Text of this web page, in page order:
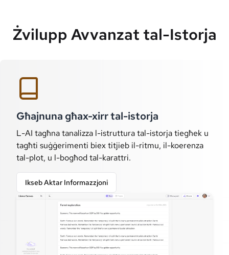
Żvilupp Avvanzat tal-Istorja
Għajnuna għax-xirr tal-istorja
L-AI tagħna tanalizza l-istruttura tal-istorja tiegħek u
tagħti suġġerimenti biex titjieb il-ritmu, il-koerenza
tal-plot, u l-bogħod tal-karattri.
Ikseb Aktar Informazzjoni